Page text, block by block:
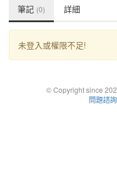
筆記 (0) 詳細
未登入或權限不足!
© Copyright since
問題諮